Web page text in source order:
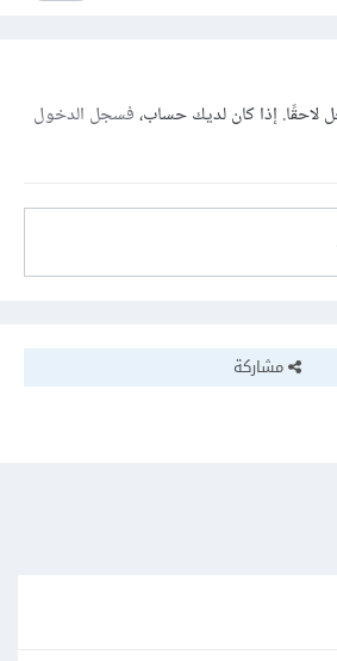
لاحقًا. إذا كان لديك حساب،فسجل الدخول
مشاركة